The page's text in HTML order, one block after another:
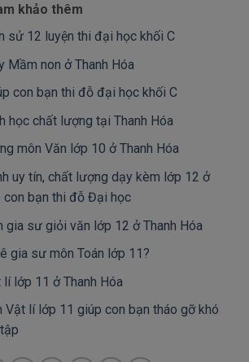
khảo thêm
sử 12 luyện thi đại học khối C
Mầm non ở Thanh Hóa
con bạn thi đỗ đại học khối C
học chất lượng tại Thanh Hóa
môn Văn lớp 10 ở Thanh Hóa
uy tín, chất lượng dạy kèm lớp 12 ở
con bạn thi đỗ Đại học
gia sư giỏi văn lớp 12 ở Thanh Hóa
gia sư môn Toán lớp 11?
lớp 11 ở Thanh Hóa
Vật lí lớp 11 giúp con bạn tháo gỡ khó